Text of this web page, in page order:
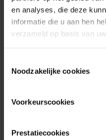
en analyses, die deze
informatie die u aan hen
verzameld op basis van
Selection
Noodzakelijke cookies
Voorkeurscookies
Prestatiecookies